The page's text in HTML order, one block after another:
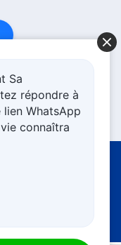
Sa
répondre à
WhatsApp
connaîtra